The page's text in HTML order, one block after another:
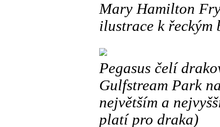
Mary Hamilton
ilustrace k řeckým
Pegasus čelí
Gulfstream Park
největším a
platí pro draka)